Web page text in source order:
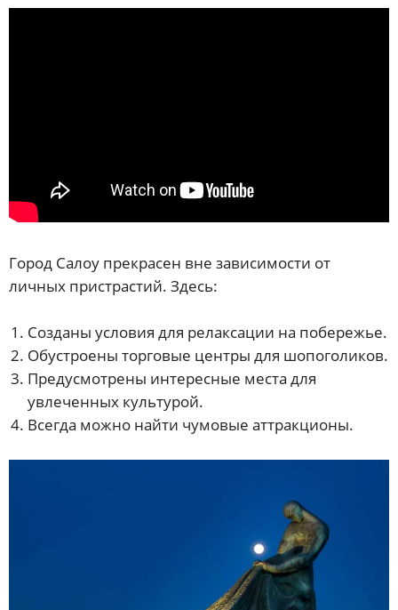
Город Салоу прекрасен вне зависимости от
личных пристрастий. Здесь:
Созданы условия для релаксации на побережье.
Обустроены торговые центры для шопоголиков.
Предусмотрены интересные места для
увлеченных культурой.
Всегда можно найти чумовые аттракционы.